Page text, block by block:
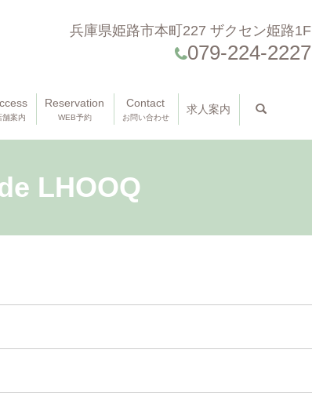
舗案内
Reservation
WEB予約
Contact
お問い合わせ
求人案内 search
兵庫県姫路市本町227 ザクセン姫路1F
079-224-2227
LHOOQ